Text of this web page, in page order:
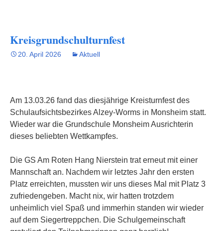
Kreisgrundschulturnfest
20. April 2026 Aktuell
Am 13.03.26 fand das diesjährige Kreisturnfest des
Schulaufsichtsbezirkes Alzey-Worms in Monsheim statt.
Wieder war die Grundschule Monsheim Ausrichterin
dieses beliebten Wettkampfes.
Die GS Am Roten Hang Nierstein trat erneut mit einer
Mannschaft an. Nachdem wir letztes Jahr den ersten
Platz erreichten, mussten wir uns dieses Mal mit Platz 3
zufriedengeben. Macht nix, wir hatten trotzdem
unheimlich viel Spaß und immerhin standen wir wieder
auf dem Siegertreppchen. Die Schulgemeinschaft